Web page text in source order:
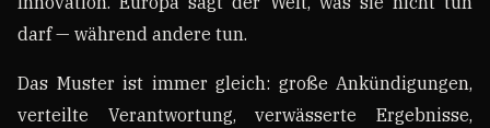
darf — während andere tun.
Das Muster ist immer gleich: große Ankündigungen,
verteilte Verantwortung, verwässerte Ergebnisse,